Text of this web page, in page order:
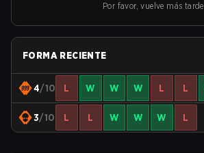
Por favor, vuelve más tarde
FORMA RECIENTE
4/10 L W W W L L
3/10 L L W W W L